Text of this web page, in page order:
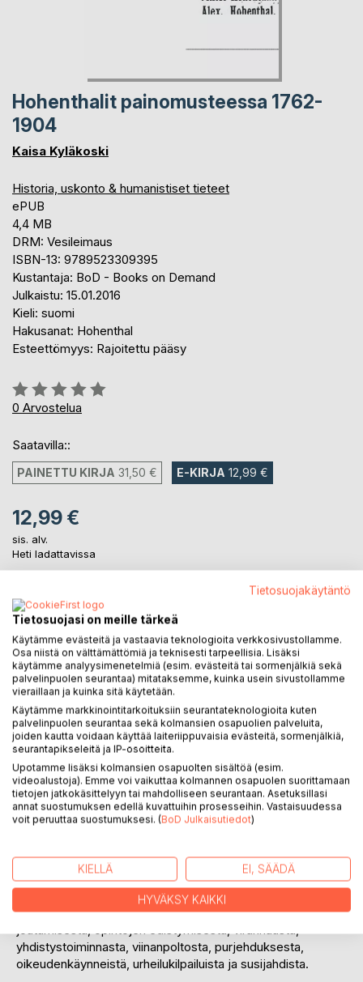
Hohenthalit painomusteessa 1762-
1904
Kaisa Kyläkoski
Historia, uskonto & humanistiset tieteet
ePUB
4,4 MB
DRM: Vesileimaus
ISBN-13: 9789523309395
Kustantaja: BoD - Books on Demand
Julkaistu: 15.01.2016
Kieli: suomi
Hakusanat: Hohenthal
Esteettömyys: Rajoitettu pääsy
Arvostelu::
0%
0 Arvostelua
Saatavilla::
PAINETTU KIRJA 31,50 € E-KIRJA 12,99 €
12,99 €
sis. alv.
Heti ladattavissa
LISÄÄ OSTOSKORIIN
Lisää muistilistalle
Arvostele tuote
KUVAUS
1905 löytyvät Ruotsin valtakunnan tai Suomen
suuriruhtinaskunnan sanomalehdistä. Heistä kerrotaan
nimenomaan se, mitä sanomalehdet kertovat eli mikä oli
omana aikanaan yleistä tietoa. Holhouksen alle
joutumisesta, opintojen edistymisestä, viranhausta,
yhdistystoiminnasta, viinanpoltosta, purjehduksesta,
oikeudenkäynneistä, urheilukilpailuista ja susijahdista.
Tietosuojakäytäntö
Tietosuojasi on meille tärkeä
Käytämme evästeitä ja vastaavia teknologioita verkkosivustollamme.
Osa niistä on välttämättömiä ja teknisesti tarpeellisia. Lisäksi
käytämme analyysimenetelmiä (esim. evästeitä tai sormenjälkiä sekä
palvelinpuolen seurantaa) mitataksemme, kuinka usein sivustollamme
vieraillaan ja kuinka sitä käytetään.
Käytämme markkinointitarkoituksiin seurantateknologioita kuten
palvelinpuolen seurantaa sekä kolmansien osapuolien palveluita,
joiden kautta voidaan käyttää laiteriippuvaisia evästeitä, sormenjälkiä,
seurantapikseleitä ja IP-osoitteita.
Upotamme lisäksi kolmansien osapuolten sisältöä (esim.
videoalustoja). Emme voi vaikuttaa kolmannen osapuolen suorittamaan
tietojen jatkokäsittelyyn tai mahdolliseen seurantaan. Asetuksillasi
annat suostumuksen edellä kuvattuihin prosesseihin. Vastaisuudessa
voit peruuttaa suostumuksesi. (BoD Julkaisutiedot)
KIELLÄ EI, SÄÄDÄ
HYVÄKSY KAIKKI